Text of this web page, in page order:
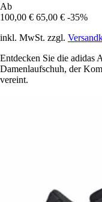
Ab
100,00 € 65,00 € -35%
inkl. MwSt. zzgl.
Entdecken Sie die adidas
Damenlaufschuh, der
vereint.